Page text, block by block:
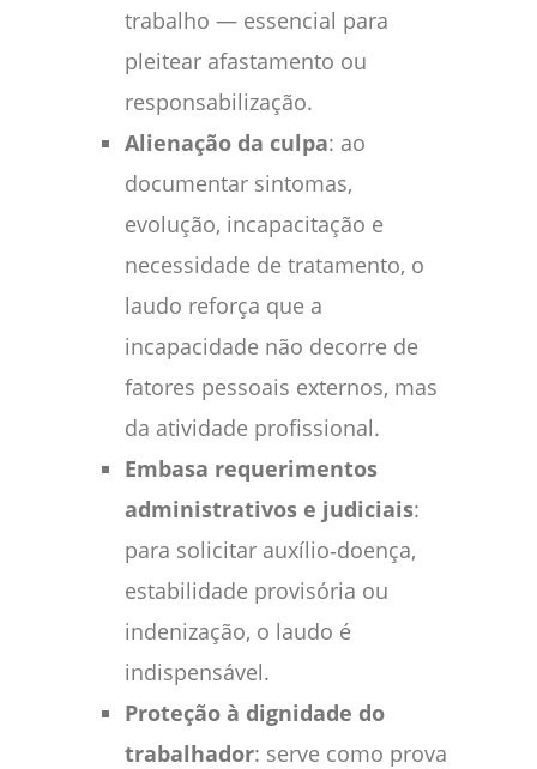
trabalho — essencial para
pleitear afastamento ou
responsabilização.
Alienação da culpa: ao
documentar sintomas,
evolução, incapacitação e
necessidade de tratamento, o
laudo reforça que a
incapacidade não decorre de
fatores pessoais externos, mas
da atividade profissional.
Embasa requerimentos
administrativos e judiciais:
para solicitar auxílio‑doença,
estabilidade provisória ou
indenização, o laudo é
indispensável.
Proteção à dignidade do
trabalhador: serve como prova